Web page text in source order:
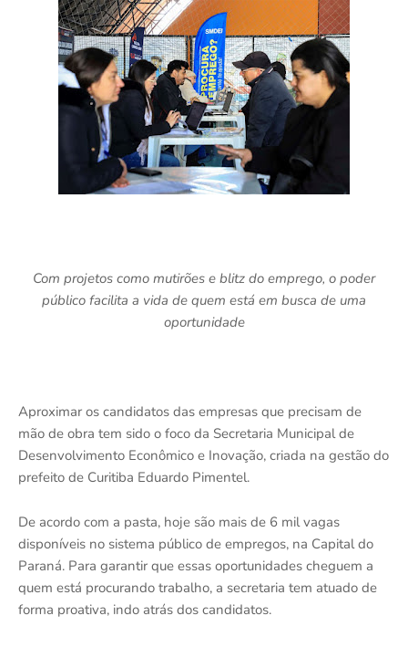
Com projetos como mutirões e blitz do emprego, o poder
público facilita a vida de quem está em busca de uma
oportunidade
Aproximar os candidatos das empresas que precisam de
mão de obra tem sido o foco da Secretaria Municipal de
Desenvolvimento Econômico e Inovação, criada na gestão do
prefeito de Curitiba Eduardo Pimentel.
De acordo com a pasta, hoje são mais de 6 mil vagas
disponíveis no sistema público de empregos, na Capital do
Paraná. Para garantir que essas oportunidades cheguem a
quem está procurando trabalho, a secretaria tem atuado de
forma proativa, indo atrás dos candidatos.